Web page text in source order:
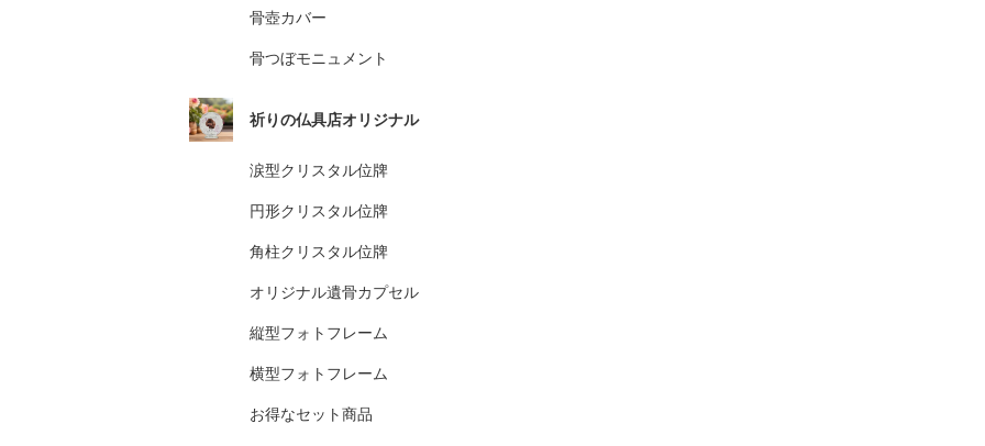
骨壺カバー
骨つぼモニュメント
祈りの仏具店オリジナル
涙型クリスタル位牌
円形クリスタル位牌
角柱クリスタル位牌
オリジナル遺骨カプセル
縦型フォトフレーム
横型フォトフレーム
お得なセット商品